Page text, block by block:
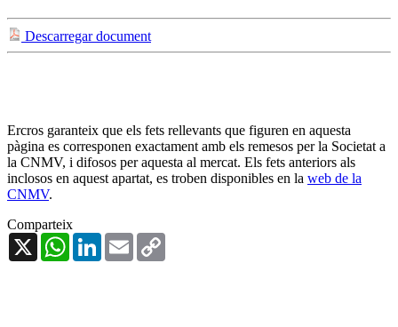
Descarregar document
Ercros garanteix que els fets rellevants que figuren en aquesta
pàgina es corresponen exactament amb els remesos per la Societat a
la CNMV, i difosos per aquesta al mercat. Els fets anteriors als
inclosos en aquest apartat, es troben disponibles en la web de la
CNMV.
Comparteix
X
WhatsAppLinkedInEmail